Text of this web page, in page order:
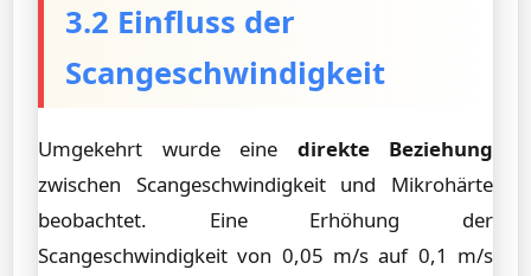
3.2 Einfluss der
Scangeschwindigkeit
Umgekehrt wurde eine direkte Beziehung
zwischen Scangeschwindigkeit und Mikrohärte
beobachtet. Eine Erhöhung der
Scangeschwindigkeit von 0,05 m/s auf 0,1 m/s